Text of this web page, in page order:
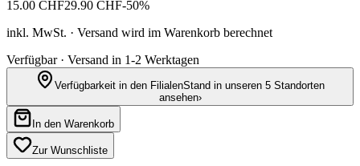
15.00 CHF29.90 CHF-50%
inkl. MwSt. · Versand wird im Warenkorb berechnet
Verfügbar · Versand in 1-2 Werktagen
Verfügbarkeit in den FilialenStand in unseren 5 Standorten
ansehen›
In den Warenkorb
Zur Wunschliste